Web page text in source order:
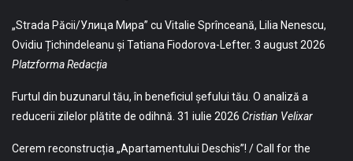
„Strada Păcii/Улица Мира” cu Vitalie Sprînceană, Lilia Nenescu,
Ovidiu Țichindeleanu și Tatiana Fiodorova-Lefter. 3 august 2026
Platzforma Redacția
Furtul din buzunarul tău, în beneficiul șefului tău. O analiză a
reducerii zilelor plătite de odihnă. 31 iulie 2026 Cristian Velixar
Cerem reconstrucția „Apartamentului Deschis”! / Call for the